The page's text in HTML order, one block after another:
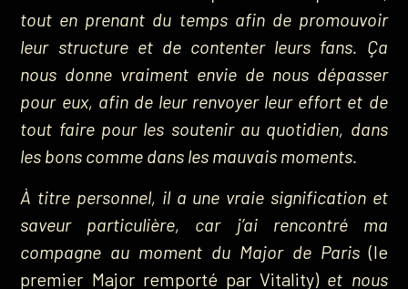
tout en prenant du temps afin de promouvoir
leur structure et de contenter leurs fans. Ça
nous donne vraiment envie de nous dépasser
pour eux, afin de leur renvoyer leur effort et de
tout faire pour les soutenir au quotidien, dans
les bons comme dans les mauvais moments.
À titre personnel, il a une vraie signification et
saveur particulière, car j’ai rencontré ma
compagne au moment du Major de Paris(le
premier Major remporté par Vitality)et nous